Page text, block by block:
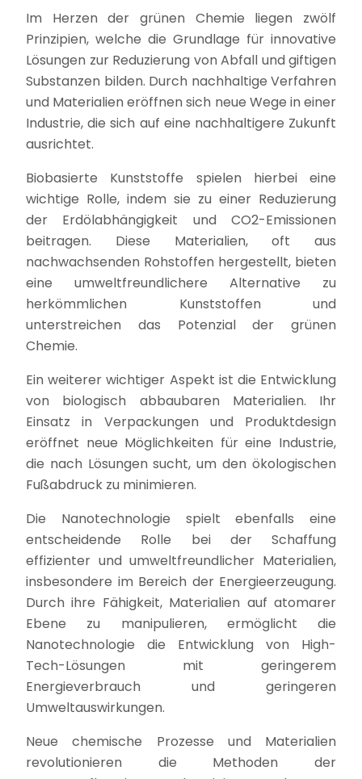
Im Herzen der grünen Chemie liegen zwölf
Prinzipien, welche die Grundlage für innovative
Lösungen zur Reduzierung von Abfall und giftigen
Substanzen bilden. Durch nachhaltige Verfahren
und Materialien eröffnen sich neue Wege in einer
Industrie, die sich auf eine nachhaltigere Zukunft
ausrichtet.
Biobasierte Kunststoffe spielen hierbei eine
wichtige Rolle, indem sie zu einer Reduzierung
der Erdölabhängigkeit und CO2-Emissionen
beitragen. Diese Materialien, oft aus
nachwachsenden Rohstoffen hergestellt, bieten
eine umweltfreundlichere Alternative zu
herkömmlichen Kunststoffen und
unterstreichen das Potenzial der grünen
Chemie.
Ein weiterer wichtiger Aspekt ist die Entwicklung
von biologisch abbaubaren Materialien. Ihr
Einsatz in Verpackungen und Produktdesign
eröffnet neue Möglichkeiten für eine Industrie,
die nach Lösungen sucht, um den ökologischen
Fußabdruck zu minimieren.
Die Nanotechnologie spielt ebenfalls eine
entscheidende Rolle bei der Schaffung
effizienter und umweltfreundlicher Materialien,
insbesondere im Bereich der Energieerzeugung.
Durch ihre Fähigkeit, Materialien auf atomarer
Ebene zu manipulieren, ermöglicht die
Nanotechnologie die Entwicklung von High-
Tech-Lösungen mit geringerem
Energieverbrauch und geringeren
Umweltauswirkungen.
Neue chemische Prozesse und Materialien
revolutionieren die Methoden der